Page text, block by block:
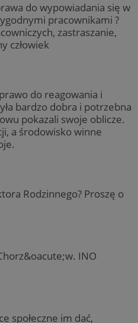
do wypowiadania się w
pracownikami ?
zastraszanie,
człowiek
do reagowania i
bardzo dobra i potrzebna
pokazali swoje oblicze.
a środowisko winne
Rodzinnego? Proszę o
INO
społeczne im dać,